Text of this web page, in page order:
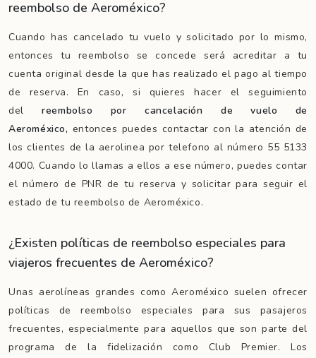
reembolso de Aeroméxico?
Cuando has cancelado tu vuelo y solicitado por lo mismo,
entonces tu reembolso se concede será acreditar a tu
cuenta original desde la que has realizado el pago al tiempo
de reserva. En caso, si quieres hacer el seguimiento
del reembolso por cancelación de vuelo de
Aeroméxico, entonces puedes contactar con la atención de
los clientes de la aerolinea por telefono al número 55 5133
4000. Cuando lo llamas a ellos a ese número, puedes contar
el número de PNR de tu reserva y solicitar para seguir el
estado de tu reembolso de Aeroméxico.
¿Existen políticas de reembolso especiales para
viajeros frecuentes de Aeroméxico?
Unas aerolíneas grandes como Aeroméxico suelen ofrecer
políticas de reembolso especiales para sus pasajeros
frecuentes, especialmente para aquellos que son parte del
programa de la fidelización como Club Premier. Los